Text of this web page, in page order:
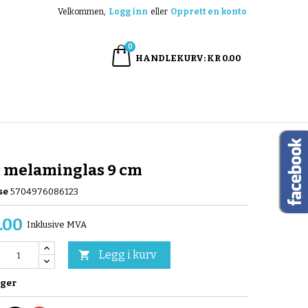
Velkommen, Logg inn eller Opprett en konto
HANDLEKURV
0
KR 0.00
9 cm
5704976086123
Inklusive MVA
 Legg i kurv